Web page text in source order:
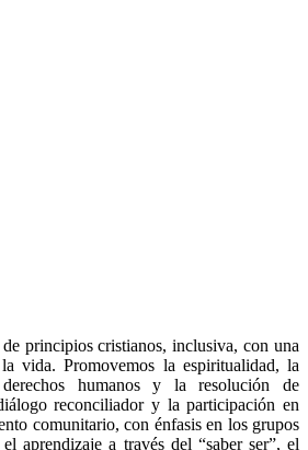
principios cristianos, inclusiva, con una
vida. Promovemos la espiritualidad, la
humanos y la resolución de
reconciliador y la participación en
comunitario, con énfasis en los grupos
aprendizaje a través del “saber ser”, el